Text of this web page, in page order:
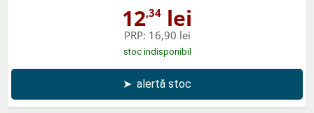
12,34 lei
PRP: 16,90 lei
stoc indisponibil
➤ alertă stoc